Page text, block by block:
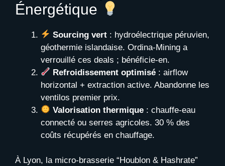
Énergétique
Sourcing vert : hydroélectrique péruvien,
géothermie islandaise. Ordina-Mining a
verrouillé ces deals ; bénéficie-en.
Refroidissement optimisé : airflow
horizontal + extraction active. Abandonne les
ventilos premier prix.
Valorisation thermique : chauffe-eau
connecté ou serres agricoles. 30 % des
coûts récupérés en chauffage.
À Lyon, la micro-brasserie “Houblon & Hashrate”